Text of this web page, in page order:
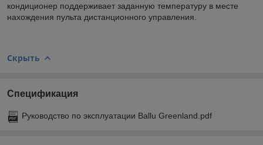
кондиционер поддерживает заданную температуру в месте
нахождения пульта дистанционного управления.
Скрыть
Спецификация
Руководство по эксплуатации Ballu Greenland.pdf